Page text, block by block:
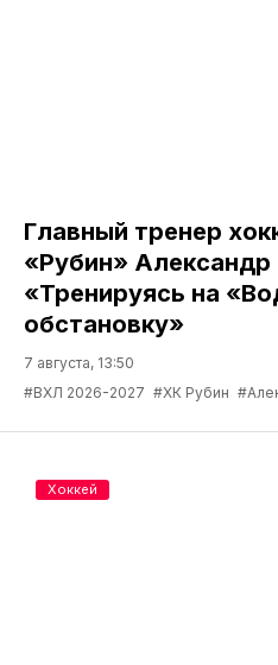
Главный тренер
«Рубин» Александр
«Тренируясь на
обстановку»
7 августа, 13:50
#ВХЛ 2026-2027 #ХК Рубин
Хоккей